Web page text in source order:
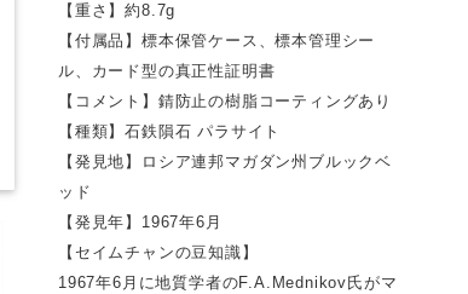
【重さ】約8.7g
【付属品】標本保管ケース、標本管理シー
ル、カード型の真正性証明書
【コメント】錆防止の樹脂コーティングあり
【種類】石鉄隕石 パラサイト
【発見地】ロシア連邦マガダン州ブルックベ
ッド
【発見年】1967年6月
【セイムチャンの豆知識】
1967年6月に地質学者のF.A.Mednikov氏がマ